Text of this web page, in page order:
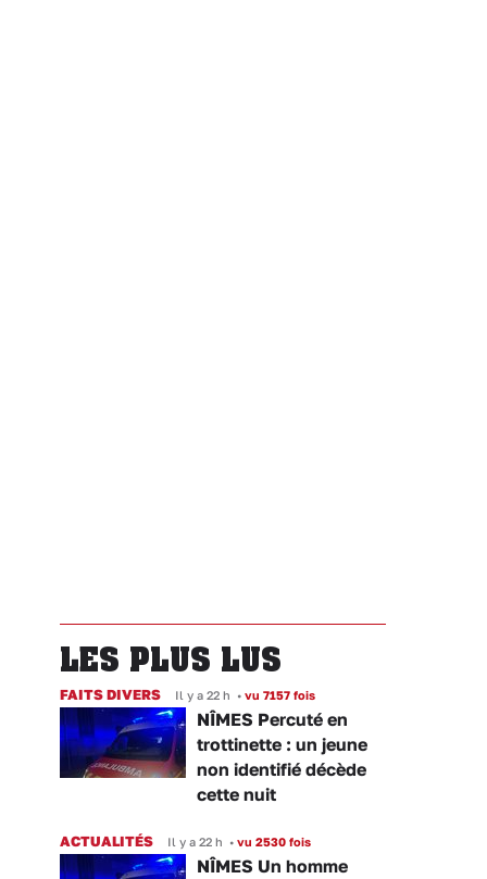
LES PLUS LUS
FAITS DIVERS Il y a 22 h • vu 7157 fois
NÎMES Percuté en
trottinette : un jeune
non identifié décède
cette nuit
ACTUALITÉS Il y a 22 h • vu 2530 fois
NÎMES Un homme